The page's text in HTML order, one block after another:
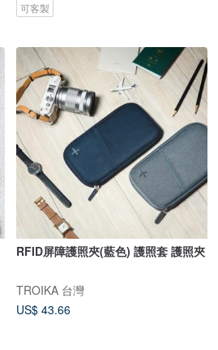
可客製
RFID屏障護照夾(藍色) 護照套 護照夾
TROIKA 台灣
US$ 43.66